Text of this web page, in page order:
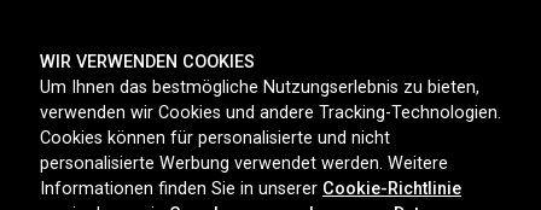
ZAHLUNGSMETHODEN
LIEFEROPTIONEN
WIR VERWENDEN COOKIES
Um Ihnen das bestmögliche Nutzungserlebnis zu bieten,
verwenden wir Cookies und andere Tracking-Technologien.
Cookies können für personalisierte und nicht
personalisierte Werbung verwendet werden. Weitere
Informationen finden Sie in unserer Cookie-Richtlinie